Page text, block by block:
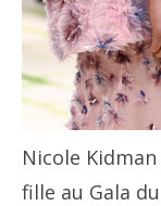
Nicole
fille au Gala